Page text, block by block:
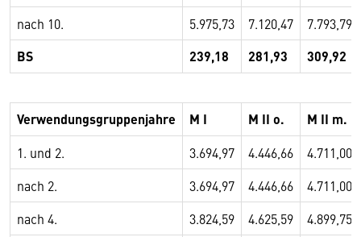
nach 10.
5.975,73 7.120,47 7.793,79
BS 239,18 281,93 309,92
Verwendungsgruppenjahre M I M II o. M II m.
1. und 2. 3.694,97 4.446,66
4.711,00
nach 2.
3.694,97 4.446,66
4.711,00
nach 4.
3.824,59 4.625,59
4.899,75